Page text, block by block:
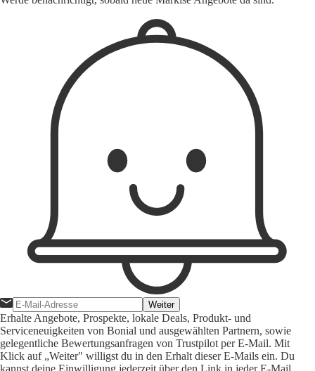
Weiter
Erhalte Angebote, Prospekte, lokale Deals, Produkt- und
Serviceneuigkeiten von Bonial und ausgewählten Partnern, sowie
gelegentliche Bewertungsanfragen von Trustpilot per E-Mail. Mit
Klick auf „Weiter" willigst du in den Erhalt dieser E-Mails ein. Du